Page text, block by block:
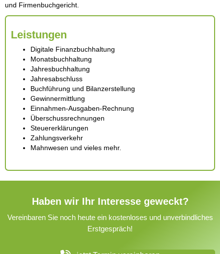
und Firmenbuchgericht.
Leistungen
Digitale Finanzbuchhaltung
Monatsbuchhaltung
Jahresbuchhaltung
Jahresabschluss
Buchführung und Bilanzerstellung
Gewinnermittlung
Einnahmen-Ausgaben-Rechnung
Überschussrechnungen
Steuererklärungen
Zahlungsverkehr
Mahnwesen und vieles mehr.
Haben wir Ihr Interesse geweckt?
Vereinbaren Sie noch heute ein kostenloses und unverbindliches
Erstgespräch!